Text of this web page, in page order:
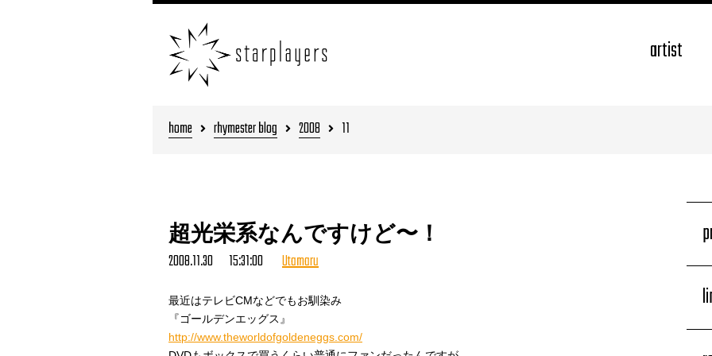
artist
home rhymester blog 2008 11
超光栄系なんですけど〜！
2008.11.30 15:31:00 Utamaru
最近はテレビCMなどでもお馴染み
『ゴールデンエッグス』
http://www.theworldofgoldeneggs.com/